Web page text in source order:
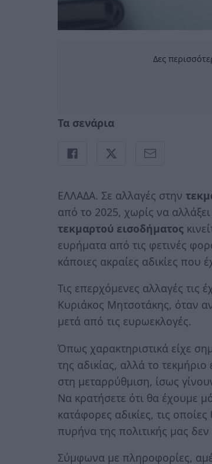
Δες
Τα σενάρια
ΕΛΛΑΔΑ. Σε αλλαγές στην
από το 2025, χωρίς να
τεκμαρτού εισοδήματος
ευρήματα από τις φετινές
κάποιες ακραίες αδικίες που
Τις επερχόμενες αλλαγές τις
Κυριάκος Μητσοτάκης, όταν
μετά από τις ευρωεκλογές.
Όπως χαρακτηριστικά είχε
της αδικίας, αλλά το
στη μεταρρύθμιση, ίσως
Να κρατήσετε ότι θα έχουμε
κατάφορες αδικίες, τις
πυρήνα της πολιτικής μας
Σύμφωνα με πληροφορίες,